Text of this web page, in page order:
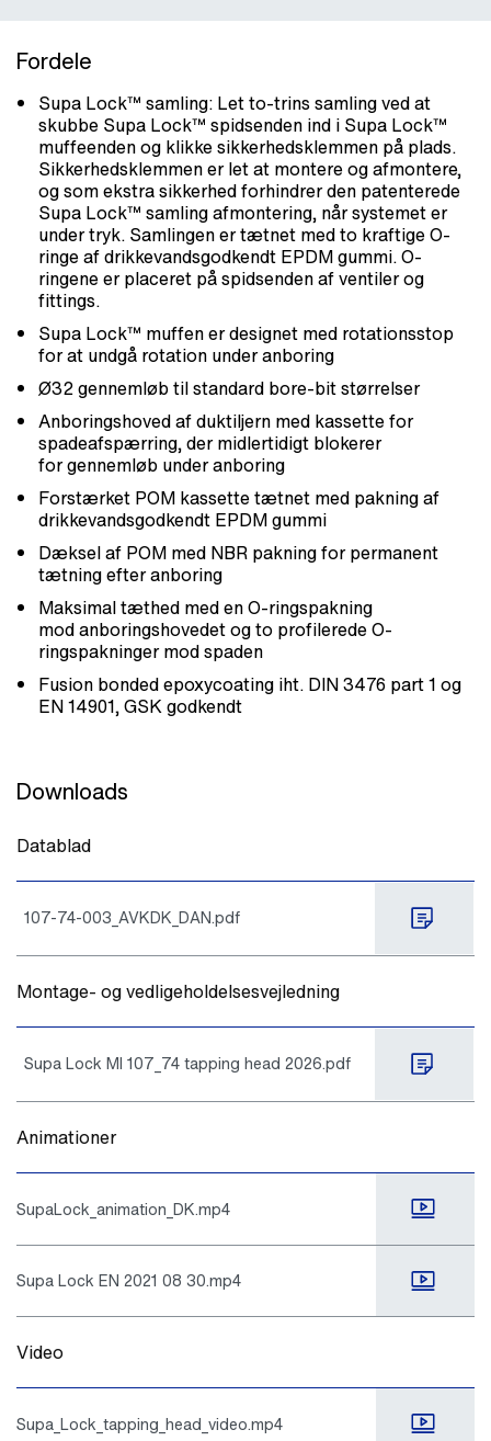
Fordele
Supa Lock™ samling: Let to-trins samling ved at
skubbe Supa Lock™ spidsenden ind i Supa Lock™
muffeenden og klikke sikkerhedsklemmen på plads.
Sikkerhedsklemmen er let at montere og afmontere,
og som ekstra sikkerhed forhindrer den patenterede
Supa Lock™ samling afmontering, når systemet er
under tryk. Samlingen er tætnet med to kraftige O-
ringe af drikkevandsgodkendt EPDM gummi. O-
ringene er placeret på spidsenden af ventiler og
fittings.
Supa Lock™ muffen er designet med rotationsstop
for at undgå rotation under anboring
Ø32 gennemløb til standard bore-bit størrelser
Anboringshoved af duktiljern med kassette for
spadeafspærring, der midlertidigt blokerer
for gennemløb under anboring
Forstærket POM kassette tætnet med pakning af
drikkevandsgodkendt EPDM gummi
Dæksel af POM med NBR pakning for permanent
tætning efter anboring
Maksimal tæthed med en O-ringspakning
mod anboringshovedet og to profilerede O-
ringspakninger mod spaden
Fusion bonded epoxycoating iht. DIN 3476 part 1 og
EN 14901, GSK godkendt
Downloads
Datablad
107-74-003_AVKDK_DAN.pdf
Montage- og vedligeholdelsesvejledning
Supa Lock MI 107_74 tapping head 2026.pdf
Animationer
SupaLock_animation_DK.mp4
Supa Lock EN 2021 08 30.mp4
Video
Supa_Lock_tapping_head_video.mp4